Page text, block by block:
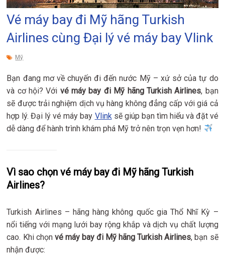
Vé máy bay đi Mỹ hãng Turkish
Airlines cùng Đại lý vé máy bay Vlink
Mỹ
Bạn đang mơ về chuyến đi đến nước Mỹ – xứ sở của tự do
và cơ hội? Với vé máy bay đi Mỹ hãng Turkish Airlines, bạn
sẽ được trải nghiệm dịch vụ hàng không đẳng cấp với giá cả
hợp lý. Đại lý vé máy bay Vlinksẽ giúp bạn tìm hiểu và đặt vé
dễ dàng để hành trình khám phá Mỹ trở nên trọn vẹn hơn!
Vì sao chọn vé máy bay đi Mỹ hãng Turkish
Airlines?
Turkish Airlines – hãng hàng không quốc gia Thổ Nhĩ Kỳ –
nổi tiếng với mạng lưới bay rộng khắp và dịch vụ chất lượng
cao. Khi chọn vé máy bay đi Mỹ hãng Turkish Airlines, bạn sẽ
nhận được: